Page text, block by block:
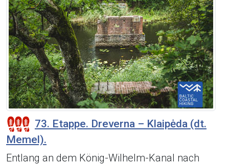
73. Etappe. Dreverna – Klaipėda (dt.
Memel).
Entlang an dem König-Wilhelm-Kanal nach